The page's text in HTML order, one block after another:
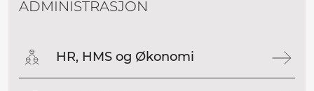
ADMINISTRASJON
HR, HMS og Økonomi